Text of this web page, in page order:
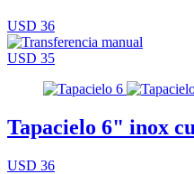
USD 36
USD 35
Tapacielo 6" inox
USD 36